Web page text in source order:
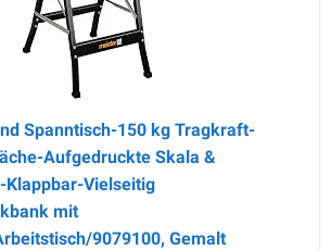
Spanntisch-150 kg Tragkraft-
Aufgedruckte Skala &
Klappbar-Vielseitig
mit
9079100, Gemalt